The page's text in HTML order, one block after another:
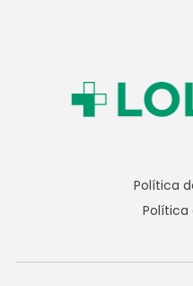
Política
Política